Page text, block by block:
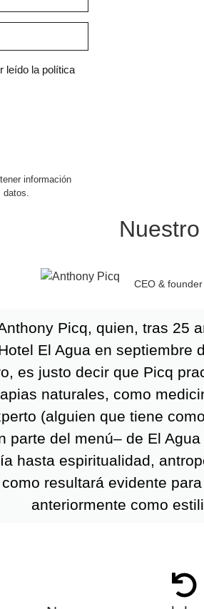
leído la política
información
datos.
Picq, quien, tras 25
El Agua en
es justo decir que Picq
naturales, como
(alguien que tiene
parte del menú– de El
hasta espiritualidad,
resultará evidente
anteriormente como
CEO &